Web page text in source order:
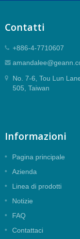
Contatti
+886-4-7710607
No. 7-6, Tou Lun
505, Taiwan
Informazioni
Pagina principale
Azienda
Linea di prodotti
Notizie
FAQ
Contattaci